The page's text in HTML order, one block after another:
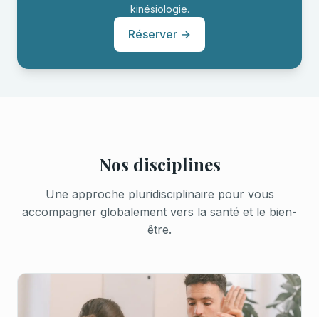
kinésiologie.
Réserver →
Nos disciplines
Une approche pluridisciplinaire pour vous
accompagner globalement vers la santé et le bien-
être.